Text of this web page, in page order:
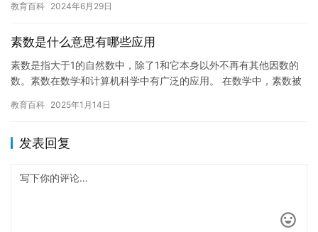
书…
教育百科 2024年6月29日
素数是什么意思有哪些应用
素数是指大于1的自然数中，除了1和它本身以外不再有其他因数的
数。素数在数学和计算机科学中有广泛的应用。 在数学中，素数被
因…
教育百科 2025年1月14日
发表回复